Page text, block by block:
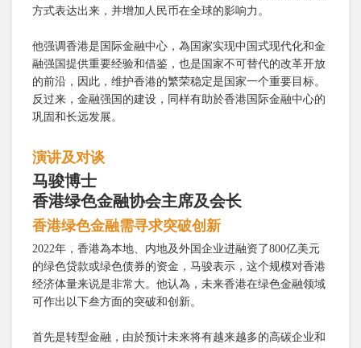
方式表达出来，并增加人民币在全球的影响力。
他强调香港是国际金融中心，為国家实现中国式现代化和金
融强国提供重要经验和借鉴，也是国家不可替代的改革开放
的前沿，因此，维护香港的繁荣稳定是国家一个重要目标。
反过来，金融强国的建设，同样有助於香港国际金融中心的
巩固和长远发展。
演讲及对谈
马骏博士
香港绿色金融协会主席及会长
香港绿色金融需寻求突破创新
2022年，香港為本地、内地及外国企业进融资了800亿美元
的绿色贷款或绿色债券的资金，马骏表示，这个规模对香港
经济体量来说是非常大。他认為，未来香港在绿色金融领域
可作出以下叁方面的突破和创新。
首先是转型金融，由於预计未来将有越来越多的高碳企业和